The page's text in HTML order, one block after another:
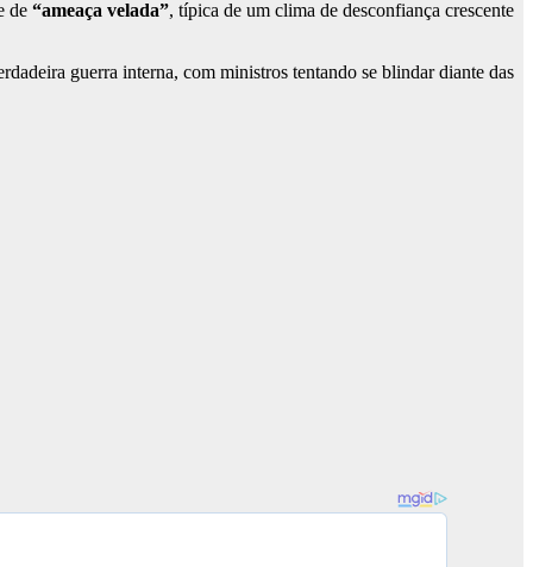
de “ameaça velada”, típica de um clima de desconfiança crescente
guerra interna, com ministros tentando se blindar diante das